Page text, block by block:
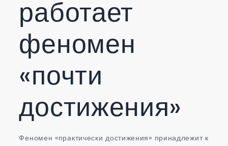
работает
феномен
«почти
достижения»
Феномен «практически достижения» принадлежит к